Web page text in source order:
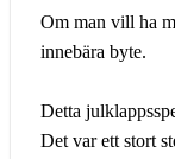
Om man vill ha
innebära byte.
Detta
Det var ett stort